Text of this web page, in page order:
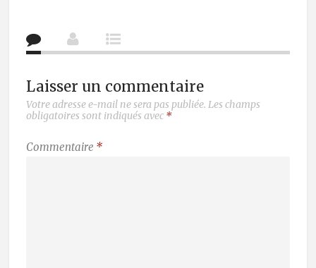
Laisser un commentaire
Votre adresse e-mail ne sera pas publiée. Les champs
obligatoires sont indiqués avec *
Commentaire *